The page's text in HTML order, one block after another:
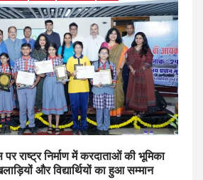
राष्ट्र निर्माण में करदाताओं की भूमिका
और विद्यार्थियों का हुआ सम्मान